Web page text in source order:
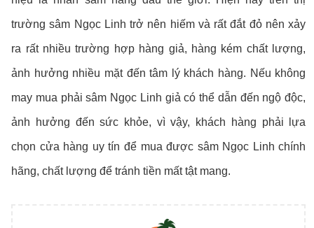
trường sâm Ngọc Linh trở nên hiếm và rất đắt đỏ nên xảy
ra rất nhiều trường hợp hàng giả, hàng kém chất lượng,
ảnh hưởng nhiều mặt đến tâm lý khách hàng. Nếu không
may mua phải sâm Ngọc Linh giả có thể dẫn đến ngộ độc,
ảnh hưởng đến sức khỏe, vì vậy, khách hàng phải lựa
chọn cửa hàng uy tín để mua được sâm Ngọc Linh chính
hãng, chất lượng để tránh tiền mất tật mang.